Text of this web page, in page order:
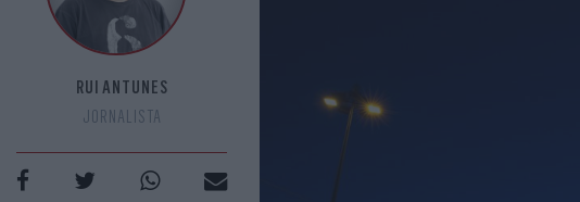
RUI ANTUNES
JORNALISTA